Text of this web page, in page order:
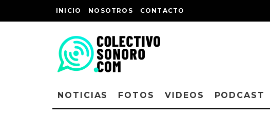
INICIO NOSOTROS CONTACTO
NOTICIAS FOTOS VIDEOS PODCAST